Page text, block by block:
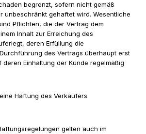
begrenzt, sofern nicht gemäß
unbeschränkt gehaftet wird. Wesentliche
Pflichten, die der Vertrag dem
Inhalt zur Erreichung des
deren Erfüllung die
des Vertrags überhaupt erst
Einhaltung der Kunde regelmäßig
Haftung des Verkäufers
gelten auch im